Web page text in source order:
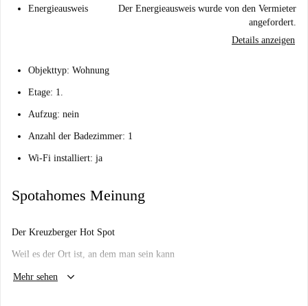
Energieausweis
Der Energieausweis wurde von den Vermieter
angefordert.
Details anzeigen
Objekttyp: Wohnung
Etage: 1.
Aufzug: nein
Anzahl der Badezimmer: 1
Wi-Fi installiert: ja
Spotahomes Meinung
Der Kreuzberger Hot Spot
Weil es der Ort ist, an dem man sein kann
Wird es mir hier gefallen?
Mehr sehen keyboard_arrow_down